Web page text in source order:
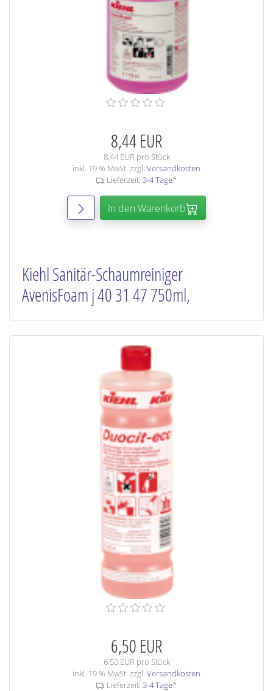
8,44 EUR
8,44 EUR pro Stück
inkl. 19 % MwSt. zzgl. Versandkosten
Lieferzeit: 3-4 Tage*
In den Warenkorb
Kiehl Sanitär-Schaumreiniger
AvenisFoam j 40 31 47 750ml,
6,50 EUR
6,50 EUR pro Stück
inkl. 19 % MwSt. zzgl. Versandkosten
Lieferzeit: 3-4 Tage*